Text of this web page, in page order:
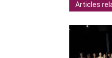
Articles